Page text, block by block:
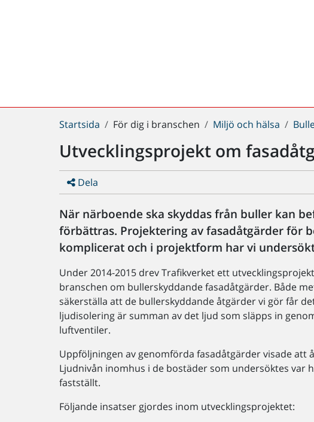
Du
här:
Startsida För dig i branschen Miljö och hälsa
Utvecklingsprojekt om
Dela
När närboende ska skyddas från buller kan
förbättras. Projektering av fasadåtgärder för
komplicerat och i projektform har vi
Under 2014-2015 drev Trafikverket ett
branschen om bullerskyddande fasadåtgärder. Både
säkerställa att de bullerskyddande åtgärder vi gör får
ljudisolering är summan av det ljud som släpps in
luftventiler.
Uppföljningen av genomförda fasadåtgärder visade att
Ljudnivån inomhus i de bostäder som undersöktes var
fastställt.
Följande insatser gjordes inom utvecklingsprojektet: